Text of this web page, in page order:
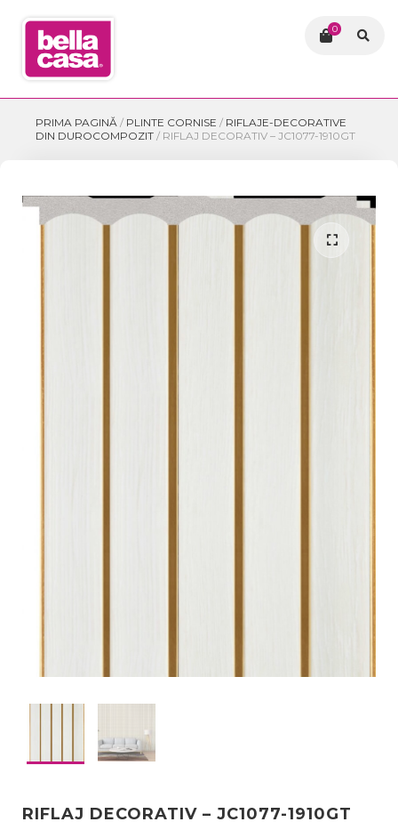
0
PRIMA PAGINĂ / PLINTE CORNISE / RIFLAJE-DECORATIVE
DIN DUROCOMPOZIT / RIFLAJ DECORATIV – JC1077-1910GT
RIFLAJ DECORATIV – JC1077-1910GT